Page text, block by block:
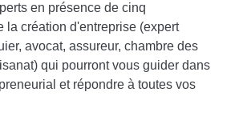
en présence de cinq
la création d'entreprise (expert
avocat, assureur, chambre des
qui pourront vous guider dans
et répondre à toutes vos